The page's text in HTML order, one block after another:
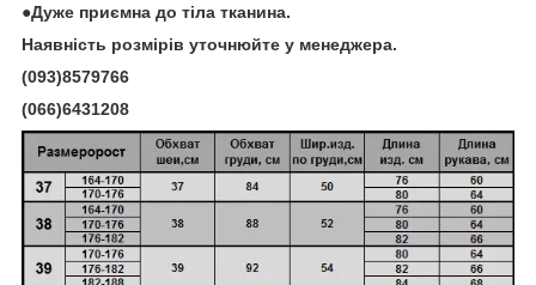
●Дуже приємна до тіла тканина.
Наявність розмірів уточнюйте у менеджера.
(093)8579766
(066)6431208